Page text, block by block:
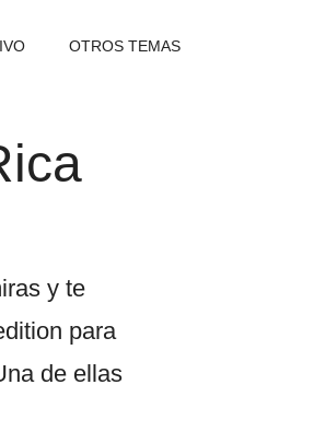
OTROS TEMAS
y te
para
de ellas